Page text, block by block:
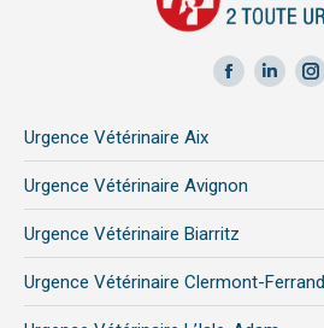
Facebook
in
new
window
LinkedIn
new
Urgence Vétérinaire Aix
Urgence Vétérinaire Avignon
Urgence Vétérinaire Biarritz
Urgence Vétérinaire Clermont-Ferrand